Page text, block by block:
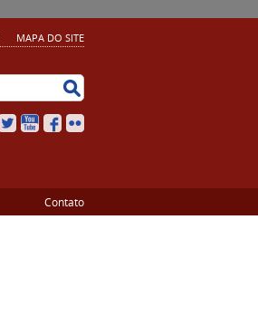
MAPA DO SITE
TwitterYouTubeFacebook
Contato